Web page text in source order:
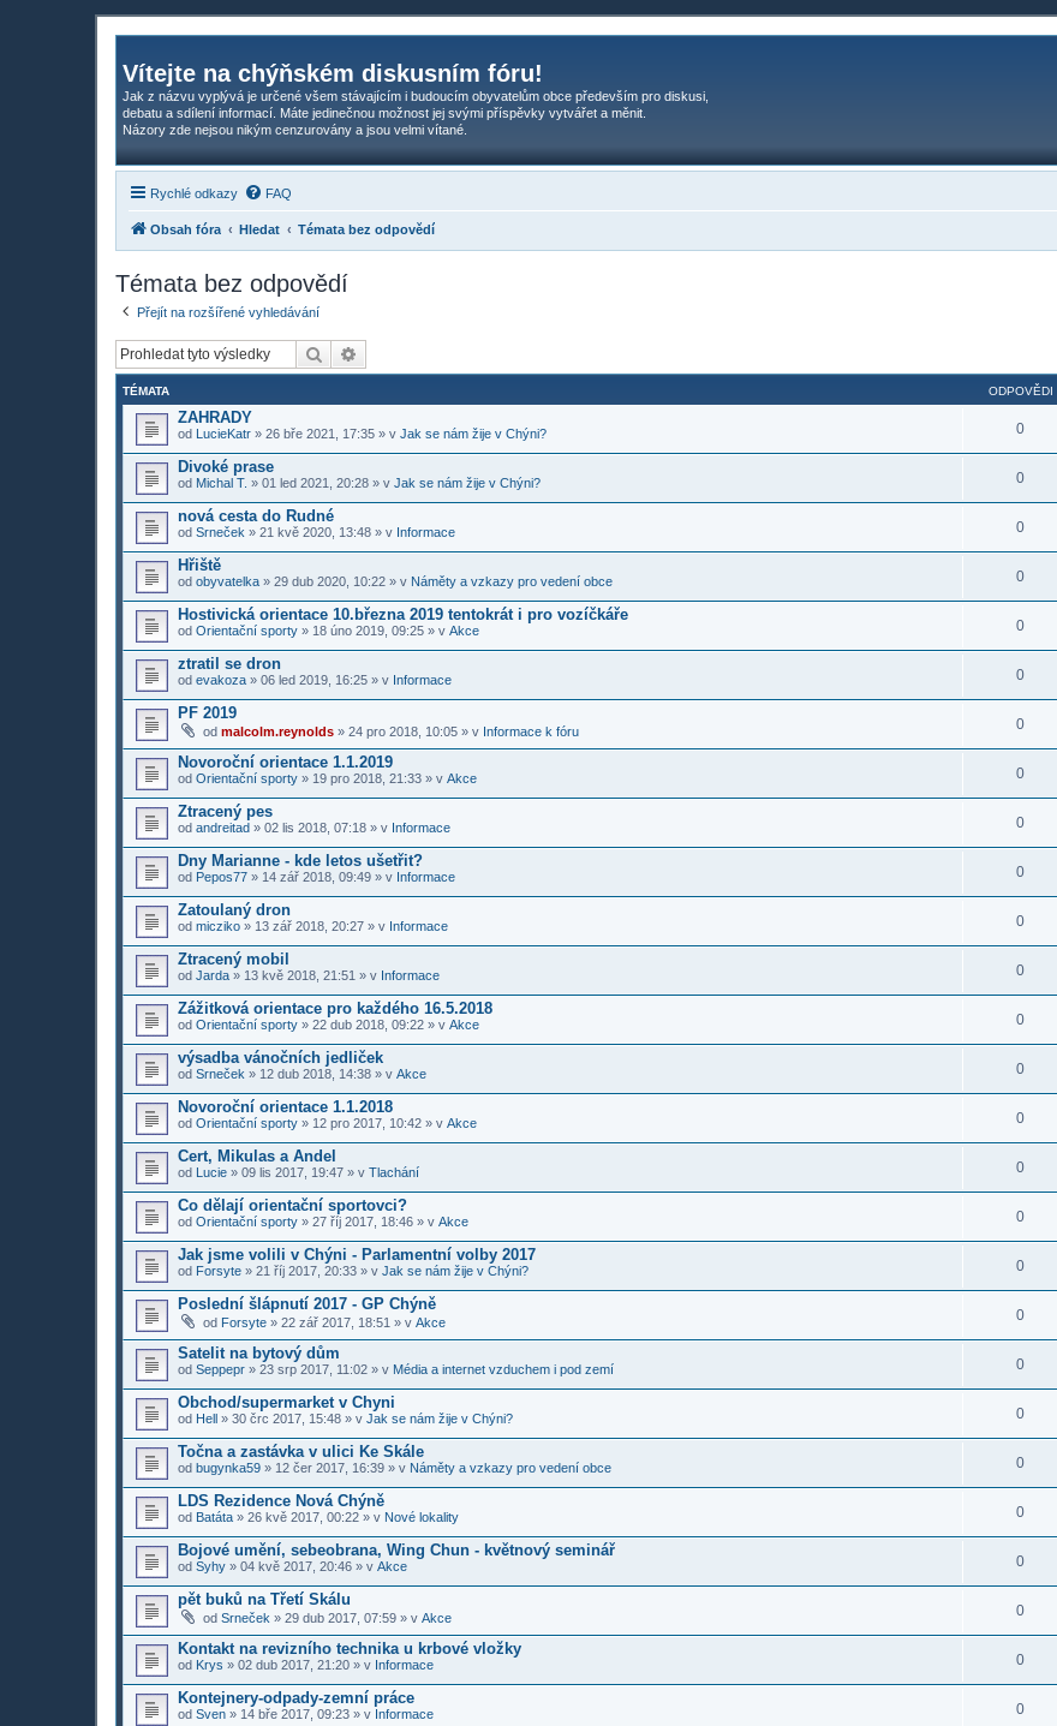
Vítejte na chýňském diskusním fóru!
Jak z názvu vyplývá je určené všem stávajícím i budoucím obyvatelům obce především pro diskusi,
debatu a sdílení informací. Máte jedinečnou možnost jej svými příspěvky vytvářet a měnit.
Názory zde nejsou nikým cenzurovány a jsou velmi vítané.
Rychlé odkazy FAQ
Obsah fóra Hledat Témata bez odpovědí
Témata bez odpovědí
Přejít na rozšířené vyhledávání
Hledat
TÉMATA ODPOVĚDI
ZAHRADY
od LucieKatr » 26 bře 2021, 17:35 » v Jak se nám žije v Chýni? 0
Divoké prase
od Michal T. » 01 led 2021, 20:28 » v Jak se nám žije v Chýni? 0
nová cesta do Rudné
od Srneček » 21 kvě 2020, 13:48 » v Informace 0
Hřiště
od obyvatelka » 29 dub 2020, 10:22 » v Náměty a vzkazy pro vedení obce 0
Hostivická orientace 10.března 2019 tentokrát i pro vozíčkáře
od Orientační sporty » 18 úno 2019, 09:25 » v Akce 0
ztratil se dron
od evakoza » 06 led 2019, 16:25 » v Informace 0
PF 2019
od malcolm.reynolds » 24 pro 2018, 10:05 » v Informace k fóru 0
Novoroční orientace 1.1.2019
od Orientační sporty » 19 pro 2018, 21:33 » v Akce 0
Ztracený pes
od andreitad » 02 lis 2018, 07:18 » v Informace 0
Dny Marianne - kde letos ušetřit?
od Pepos77 » 14 zář 2018, 09:49 » v Informace 0
Zatoulaný dron
od micziko » 13 zář 2018, 20:27 » v Informace 0
Ztracený mobil
od Jarda » 13 kvě 2018, 21:51 » v Informace 0
Zážitková orientace pro každého 16.5.2018
od Orientační sporty » 22 dub 2018, 09:22 » v Akce 0
výsadba vánočních jedliček
od Srneček » 12 dub 2018, 14:38 » v Akce 0
Novoroční orientace 1.1.2018
od Orientační sporty » 12 pro 2017, 10:42 » v Akce 0
Cert, Mikulas a Andel
od Lucie » 09 lis 2017, 19:47 » v Tlachání 0
Co dělají orientační sportovci?
od Orientační sporty » 27 říj 2017, 18:46 » v Akce 0
Jak jsme volili v Chýni - Parlamentní volby 2017
od Forsyte » 21 říj 2017, 20:33 » v Jak se nám žije v Chýni? 0
Poslední šlápnutí 2017 - GP Chýně
od Forsyte » 22 zář 2017, 18:51 » v Akce 0
Satelit na bytový dům
od Seppepr » 23 srp 2017, 11:02 » v Média a internet vzduchem i pod zemí 0
Obchod/supermarket v Chyni
od Hell » 30 črc 2017, 15:48 » v Jak se nám žije v Chýni? 0
Točna a zastávka v ulici Ke Skále
od bugynka59 » 12 čer 2017, 16:39 » v Náměty a vzkazy pro vedení obce 0
LDS Rezidence Nová Chýně
od Batáta » 26 kvě 2017, 00:22 » v Nové lokality 0
Bojové umění, sebeobrana, Wing Chun - květnový seminář
od Syhy » 04 kvě 2017, 20:46 » v Akce 0
pět buků na Třetí Skálu
od Srneček » 29 dub 2017, 07:59 » v Akce 0
Kontakt na revizního technika u krbové vložky
od Krys » 02 dub 2017, 21:20 » v Informace 0
Kontejnery-odpady-zemní práce
od Sven » 14 bře 2017, 09:23 » v Informace 0